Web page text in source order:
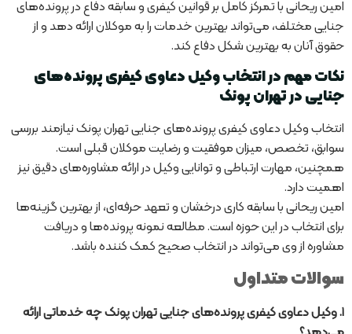
امین ریحانی با تمرکز کامل بر قوانین کیفری و سابقه دفاع در پرونده‌های
جنایی مختلف، می‌تواند بهترین خدمات را به موکلان ارائه دهد و از
حقوق آنان به بهترین شکل دفاع کند.
نکات مهم در انتخاب وکیل دعاوی کیفری پرونده‌های
جنایی در تهران پونک
انتخاب وکیل دعاوی کیفری پرونده‌های جنایی تهران پونک نیازمند بررسی
سوابق، تخصص، میزان موفقیت و رضایت موکلان قبلی است.
همچنین، مهارت ارتباطی و توانایی وکیل در ارائه مشاوره‌های دقیق نیز
اهمیت دارد.
امین ریحانی با سابقه کاری درخشان و تعهد حرفه‌ای، از بهترین گزینه‌ها
برای انتخاب در این حوزه است. مطالعه نمونه پرونده‌ها و دریافت
مشاوره از وی می‌تواند در انتخاب صحیح کمک کننده باشد.
سوالات متداول
۱. وکیل دعاوی کیفری پرونده‌های جنایی تهران پونک چه خدماتی ارائه